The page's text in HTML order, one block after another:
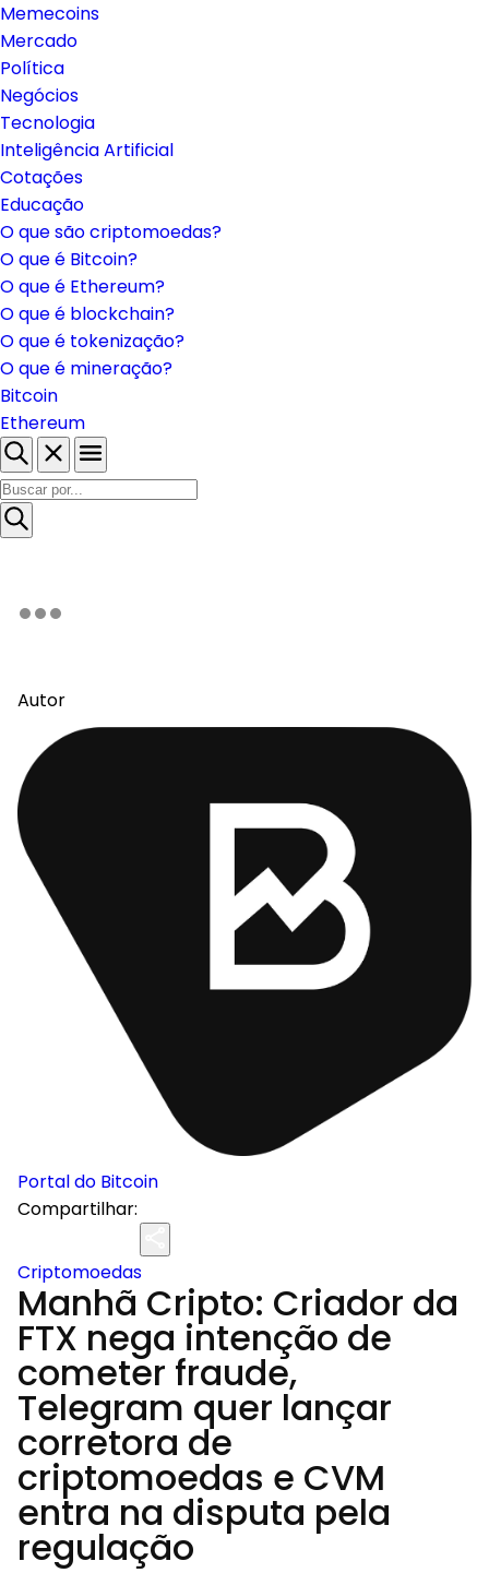
Memecoins
Mercado
Política
Negócios
Tecnologia
Inteligência Artificial
Cotações
Educação
O que são criptomoedas?
O que é Bitcoin?
O que é Ethereum?
O que é blockchain?
O que é tokenização?
O que é mineração?
Bitcoin
Ethereum
Autor
Portal do Bitcoin
Compartilhar:
Criptomoedas
Manhã Cripto: Criador da
FTX nega intenção de
cometer fraude,
Telegram quer lançar
corretora de
criptomoedas e CVM
entra na disputa pela
regulação